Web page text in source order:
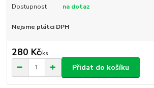
Dostupnost na dotaz
Nejsme plátci DPH
280 Kč/ks
Přidat do košíku